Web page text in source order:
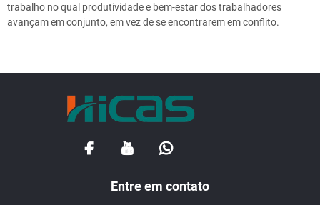
trabalho no qual produtividade e bem-estar dos trabalhadores
avançam em conjunto, em vez de se encontrarem em conflito.
Entre em contato